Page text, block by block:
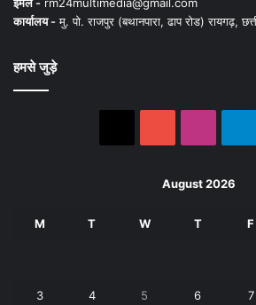
ईमेल - rm24multimedia@gmail.com
कार्यालय -मु. पो. राजपुर (बथानपारा, ढाप रोड) रायगढ़,
हमसे जुड़े
August 2026
M T W T F
3 4 5 6 7